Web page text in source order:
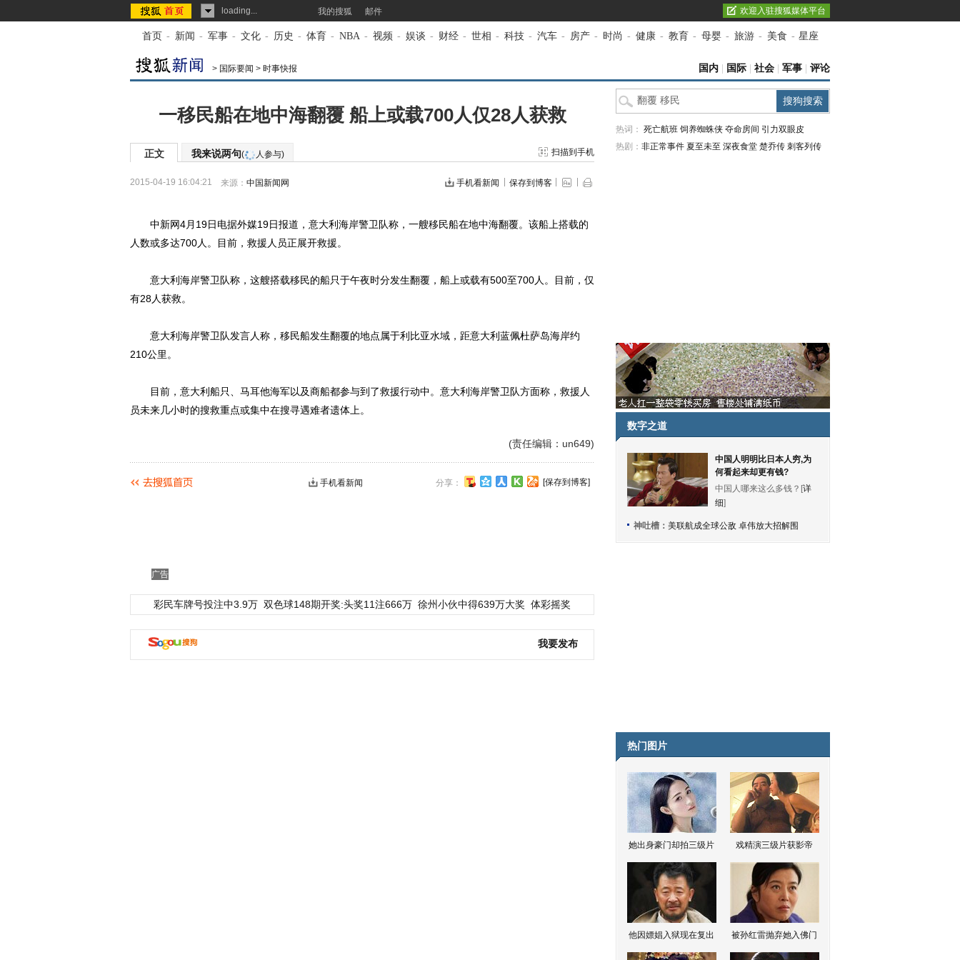
loading... 我的搜狐 邮件 欢迎入驻搜狐媒体平台
首页 - 新闻 - 军事 - 文化 - 历史 - 体育 - NBA - 视频 - 娱谈 - 财经 - 世相 - 科技 - 汽车 - 房产 - 时尚 - 健康 - 教育 - 母婴 - 旅游 - 美食 - 星座
> 国际要闻 > 时事快报 国内 国际 社会 军事 评论
一移民船在地中海翻覆 船上或载700人仅28人获救
正文 我来说两句( 人参与) 扫描到手机
2015-04-19 16:04:21 来源： 中国新闻网 手机看新闻 保存到博客
中新网4月19日电据外媒19日报道，意大利海岸警卫队称，一艘移民船在地中海翻覆。该船上搭载的
人数或多达700人。目前，救援人员正展开救援。
意大利海岸警卫队称，这艘搭载移民的船只于午夜时分发生翻覆，船上或载有500至700人。目前，仅
有28人获救。
意大利海岸警卫队发言人称，移民船发生翻覆的地点属于利比亚水域，距意大利蓝佩杜萨岛海岸约
210公里。
目前，意大利船只、马耳他海军以及商船都参与到了救援行动中。意大利海岸警卫队方面称，救援人
员未来几小时的搜救重点或集中在搜寻遇难者遗体上。
(责任编辑：un649)
分享： [保存到博客]
手机看新闻
广告
彩民车牌号投注中3.9万 双色球148期开奖:头奖11注666万 徐州小伙中得639万大奖 体彩摇奖
我要发布
热词： 死亡航班 饲养蜘蛛侠 夺命房间 引力双眼皮
热剧： 非正常事件 夏至未至 深夜食堂 楚乔传 刺客列传
数字之道
中国人明明比日本人穷,为
何看起来却更有钱?
中国人哪来这么多钱？[详
细]
神吐槽： 美联航成全球公敌 卓伟放大招解围
热门图片
她出身豪门却拍三级片 戏精演三级片获影帝
他因嫖娼入狱现在复出 被孙红雷抛弃她入佛门